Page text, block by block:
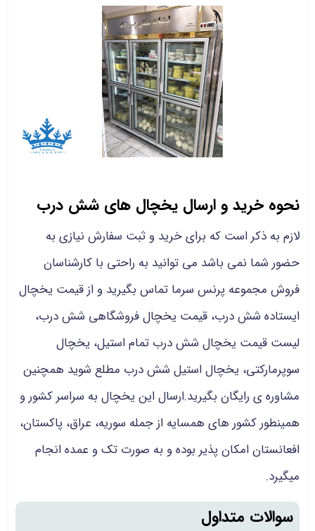
نحوه خرید و ارسال یخچال های شش درب
لازم به ذکر است که برای خرید و ثبت سفارش نیازی به
حضور شما نمی باشد می توانید به راحتی با کارشناسان
فروش مجموعه پرنس سرما تماس بگیرید و از قیمت یخچال
ایستاده شش درب، قیمت یخچال فروشگاهی شش درب،
لیست قیمت یخچال شش درب تمام استیل، یخچال
سوپرمارکتی، یخچال استیل شش درب مطلع شوید همچنین
مشاوره ی رایگان بگیرید.ارسال این یخچال به سراسر کشور و
همینطور کشور های همسایه از جمله سوریه، عراق، پاکستان،
افعانستان امکان پذیر بوده و به صورت تک و عمده انجام
میگیرد.
سوالات متداول